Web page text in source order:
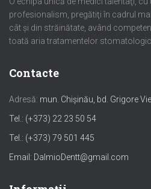
profesionalism, pregătiţi în cadrul
cât şi din străinătate, având
toată aria tratamentelor
Contacte
Adresă: mun. Chișinău, bd. Grigore
Tel.: (+373) 22 23 50 54
Tel.: (+373) 79 501 445
Email: DalmioDentt@gmail.com